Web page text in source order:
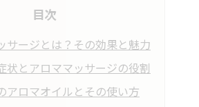
目次
サージとは？その効果と魅力
状とアロママッサージの役割
アロマオイルとその使い方